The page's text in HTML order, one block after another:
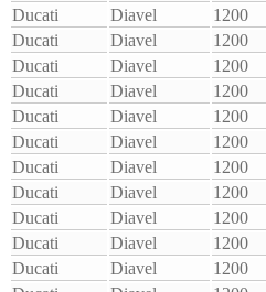
Ducati
Diavel 1200
Ducati
Diavel 1200
Ducati
Diavel 1200
Ducati
Diavel 1200
Ducati
Diavel 1200
Ducati
Diavel 1200
Ducati
Diavel 1200
Ducati
Diavel 1200
Ducati
Diavel 1200
Ducati
Diavel 1200
Ducati
Diavel 1200